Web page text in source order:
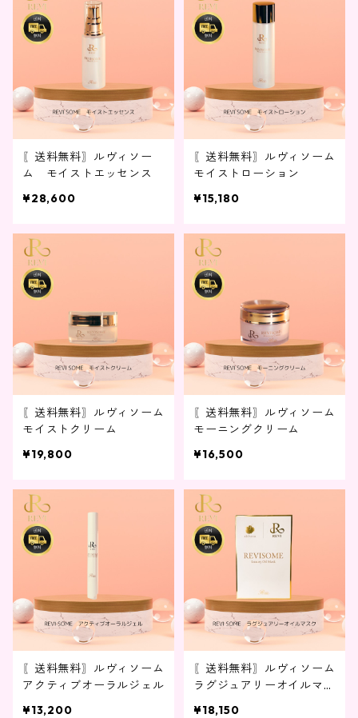
〖送料無料〗ルヴィソー
ム モイストエッセンス
¥28,600
〖送料無料〗ルヴィソーム
モイストローション
¥15,180
〖送料無料〗ルヴィソーム
モイストクリーム
¥19,800
〖送料無料〗ルヴィソーム
モーニングクリーム
¥16,500
〖送料無料〗ルヴィソーム
アクティブオーラルジェル
¥13,200
〖送料無料〗ルヴィソーム
ラグジュアリーオイルマス
¥18,150